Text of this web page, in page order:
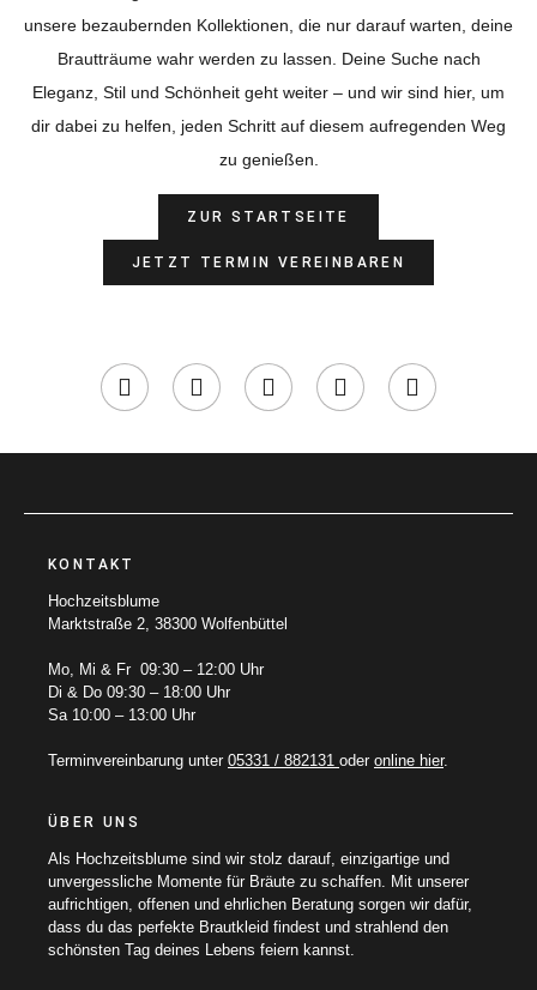
unsere bezaubernden Kollektionen, die nur darauf warten, deine
Brautträume wahr werden zu lassen. Deine Suche nach
Eleganz, Stil und Schönheit geht weiter – und wir sind hier, um
dir dabei zu helfen, jeden Schritt auf diesem aufregenden Weg
zu genießen.
ZUR STARTSEITE
JETZT TERMIN VEREINBAREN
KONTAKT
Hochzeitsblume
Marktstraße 2, 38300 Wolfenbüttel
Mo, Mi & Fr 09:30 – 12:00 Uhr
Di & Do 09:30 – 18:00 Uhr
Sa 10:00 – 13:00 Uhr
Terminvereinbarung unter 05331 / 882131 oder online hier.
ÜBER UNS
Als Hochzeitsblume sind wir stolz darauf, einzigartige und
unvergessliche Momente für Bräute zu schaffen. Mit unserer
aufrichtigen, offenen und ehrlichen Beratung sorgen wir dafür,
dass du das perfekte Brautkleid findest und strahlend den
schönsten Tag deines Lebens feiern kannst.